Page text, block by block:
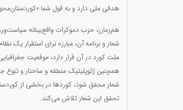
هدفی ملی دارد و به قول شما
هم‌زمان، حزب دموکرات واقع‌بینانه
شعار و برنامه آن، مبارزه برای استقرار یک
ملت کورد در آن قرار دارد، موقعیت
همچنین ژئوپلیتیک منطقه و ساختار و تنوع
شعار محقق شود، کوردها در بخشی از
تحقق این شعار تلاش می‌کند.